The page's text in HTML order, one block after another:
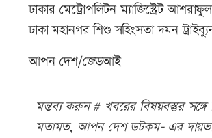
ঢাকার মেট্রোপলিটন ম্যাজিস্ট্রেট
ঢাকা মহানগর শিশু সহিংসতা দমন
আপন দেশ/জেডআই
মন্তব্য করুন # খবরের বিষয়বস্তুর
মতামত, আপন দেশ ডটকম- এর